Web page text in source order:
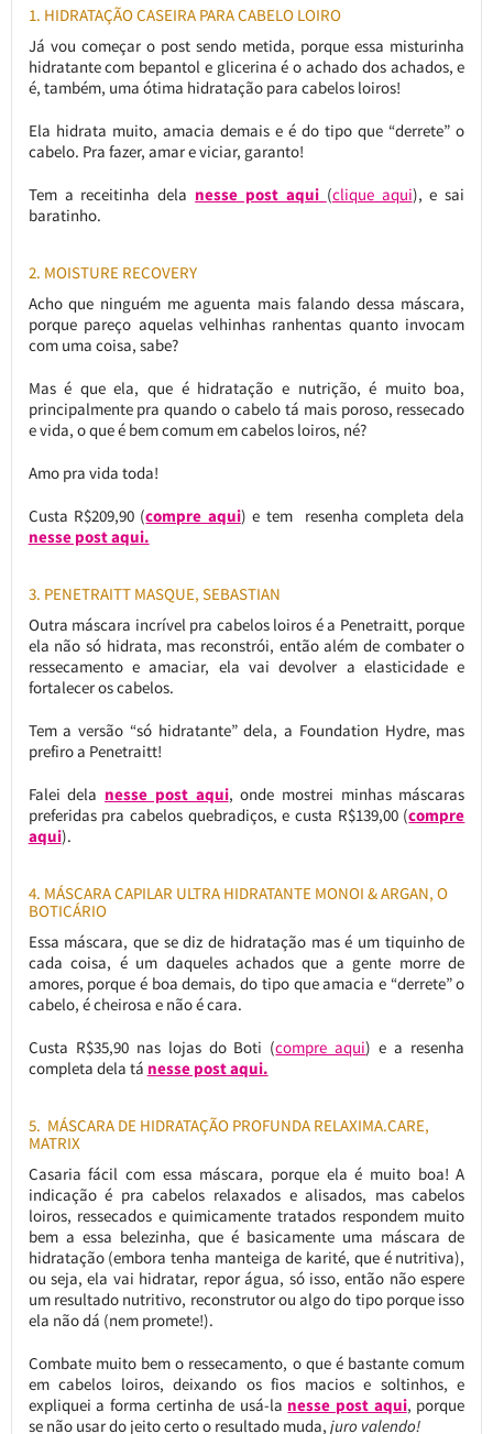
1. HIDRATAÇÃO CASEIRA PARA CABELO LOIRO
Já vou começar o post sendo metida, porque essa misturinha
hidratante com bepantol e glicerina é o achado dos achados, e
é, também, uma ótima hidratação para cabelos loiros!
Ela hidrata muito, amacia demais e é do tipo que “derrete” o
cabelo. Pra fazer, amar e viciar, garanto!
Tem a receitinha dela nesse post aqui (clique aqui), e sai
baratinho.
2. MOISTURE RECOVERY
Acho que ninguém me aguenta mais falando dessa máscara,
porque pareço aquelas velhinhas ranhentas quanto invocam
com uma coisa, sabe?
Mas é que ela, que é hidratação e nutrição, é muito boa,
principalmente pra quando o cabelo tá mais poroso, ressecado
e vida, o que é bem comum em cabelos loiros, né?
Amo pra vida toda!
Custa R$209,90 (compre aqui) e tem resenha completa dela
nesse post aqui.
3. PENETRAITT MASQUE, SEBASTIAN
Outra máscara incrível pra cabelos loiros é a Penetraitt, porque
ela não só hidrata, mas reconstrói, então além de combater o
ressecamento e amaciar, ela vai devolver a elasticidade e
fortalecer os cabelos.
Tem a versão “só hidratante” dela, a Foundation Hydre, mas
prefiro a Penetraitt!
Falei dela nesse post aqui, onde mostrei minhas máscaras
preferidas pra cabelos quebradiços, e custa R$139,00 (compre
aqui).
4. MÁSCARA CAPILAR ULTRA HIDRATANTE MONOI & ARGAN, O
BOTICÁRIO
Essa máscara, que se diz de hidratação mas é um tiquinho de
cada coisa, é um daqueles achados que a gente morre de
amores, porque é boa demais, do tipo que amacia e “derrete” o
cabelo, é cheirosa e não é cara.
Custa R$35,90 nas lojas do Boti (compre aqui) e a resenha
completa dela tá nesse post aqui.
5. MÁSCARA DE HIDRATAÇÃO PROFUNDA RELAXIMA.CARE,
MATRIX
Casaria fácil com essa máscara, porque ela é muito boa! A
indicação é pra cabelos relaxados e alisados, mas cabelos
loiros, ressecados e quimicamente tratados respondem muito
bem a essa belezinha, que é basicamente uma máscara de
hidratação (embora tenha manteiga de karité, que é nutritiva),
ou seja, ela vai hidratar, repor água, só isso, então não espere
um resultado nutritivo, reconstrutor ou algo do tipo porque isso
ela não dá (nem promete!).
Combate muito bem o ressecamento, o que é bastante comum
em cabelos loiros, deixando os fios macios e soltinhos, e
expliquei a forma certinha de usá-la nesse post aqui, porque
se não usar do jeito certo o resultado muda, juro valendo!